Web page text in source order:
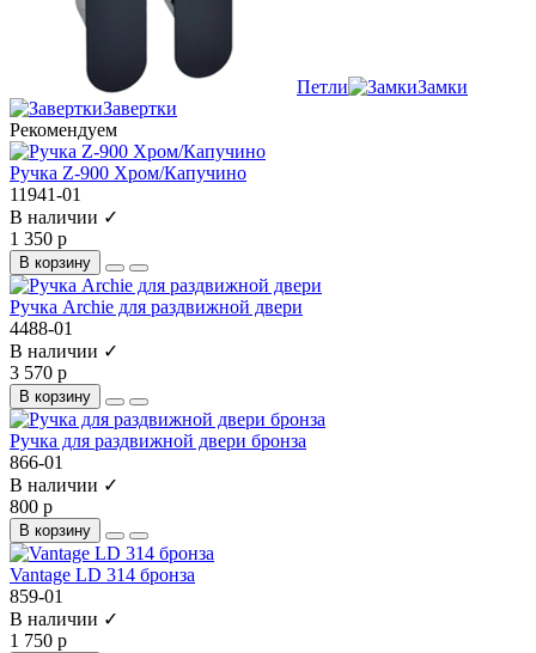
Петли
Замки
Завертки
Рекомендуем
Ручка Z-900 Хром/Капучино
11941-01
В наличии ✓
1 350 р
В корзину
Ручка Archie для раздвижной двери
4488-01
В наличии ✓
3 570 р
В корзину
Ручка для раздвижной двери бронза
866-01
В наличии ✓
800 р
В корзину
Vantage LD 314 бронза
859-01
В наличии ✓
1 750 р